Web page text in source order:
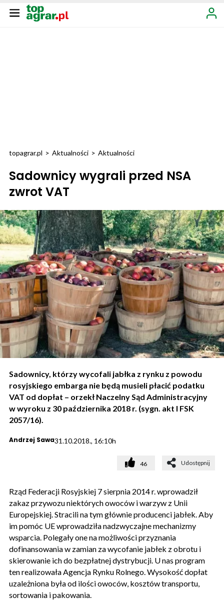
topagrar.pl > Aktualności > Aktualności
Sadownicy wygrali przed NSA
zwrot VAT
Sadownicy, którzy wycofali jabłka z rynku z powodu
rosyjskiego embarga nie będą musieli płacić podatku
VAT od dopłat – orzekł Naczelny Sąd Administracyjny
w wyroku z 30 października 2018 r. (sygn. akt I FSK
2057/16).
Andrzej Sawa31.10.2018., 16:10h
46 Udostępnij
Rząd Federacji Rosyjskiej 7 sierpnia 2014 r. wprowadził
zakaz przywozu niektórych owoców i warzyw z Unii
Europejskiej. Stracili na tym głównie producenci jabłek. Aby
im pomóc UE wprowadziła nadzwyczajne mechanizmy
wsparcia. Polegały one na możliwości przyznania
dofinansowania w zamian za wycofanie jabłek z obrotu i
skierowanie ich do bezpłatnej dystrybucji. U nas program
ten realizowała Agencja Rynku Rolnego. Wysokość dopłat
uzależniona była od ilości owoców, kosztów transportu,
sortowania i pakowania.